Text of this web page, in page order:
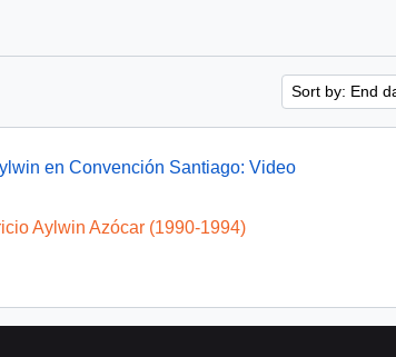
Sort by: End
en Convención Santiago: Video
Aylwin Azócar (1990-1994)